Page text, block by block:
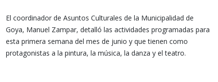
El coordinador de Asuntos Culturales de la Municipalidad de
Goya, Manuel Zampar, detalló las actividades programadas para
esta primera semana del mes de junio y que tienen como
protagonistas a la pintura, la música, la danza y el teatro.